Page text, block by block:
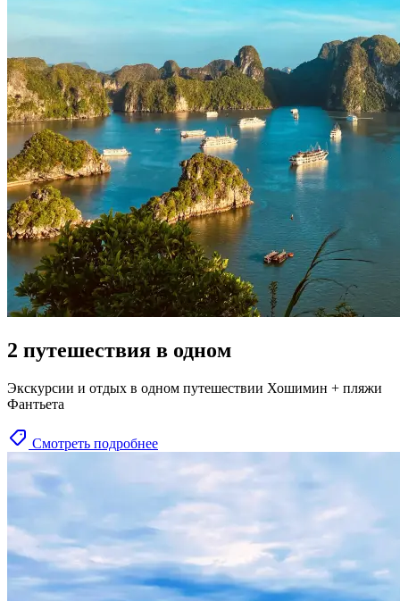
2 путешествия в одном
Экскурсии и отдых в одном путешествии Хошимин + пляжи
Фантьета
Смотреть подробнее